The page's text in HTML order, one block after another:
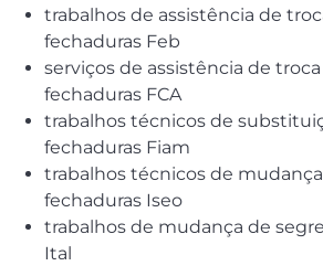
trabalhos de assistência de
fechaduras Feb
serviços de assistência de
fechaduras FCA
trabalhos técnicos de
fechaduras Fiam
trabalhos técnicos de
fechaduras Iseo
trabalhos de mudança de
Ital